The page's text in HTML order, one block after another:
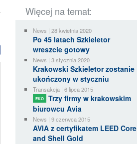
Więcej na temat:
News | 28 kwietnia 2020
Po 45 latach Szkieletor
wreszcie gotowy
News | 3 stycznia 2020
Krakowski Szkieletor zostanie
ukończony w styczniu
Transakcja | 6 lipca 2015
EKO
Trzy firmy w krakowskim
biurowcu Avia
News | 9 czerwca 2015
AVIA z certyfikatem LEED Core
and Shell Gold